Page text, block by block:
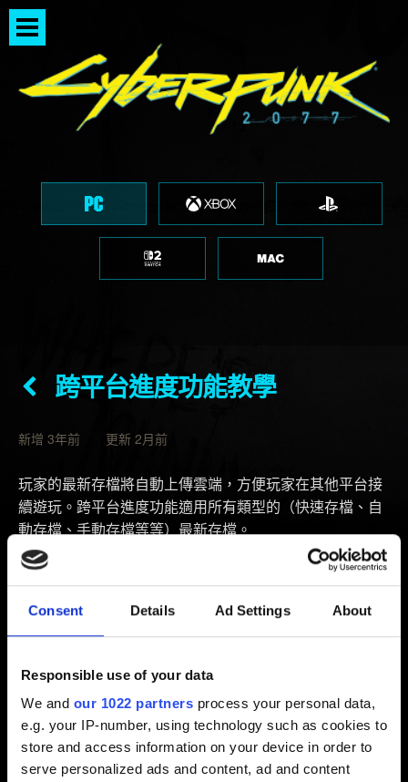
Consent Details Ad Settings About
Responsible use of your data
We and our 1022 partners process your personal data,
e.g. your IP-number, using technology such as cookies to
store and access information on your device in order to
serve personalized ads and content, ad and content
跨平台進度功能教學
新增 3年前 更新 2月前
玩家的最新存檔將自動上傳雲端，方便玩家在其他平台接
續遊玩。跨平台進度功能適用所有類型的（快速存檔、自
動存檔、手動存檔等等）最新存檔。
確認《電馭叛客 2077》已實裝最新版本的更新檔案
依照畫面步驟，完成遊戲與 CD PROJEKT RED 帳戶的
連動。
連動完成後，預設設定中，跨平台功能將自動啟用（若
想關閉：設定→遊戲設定→啟用跨平台存檔）。